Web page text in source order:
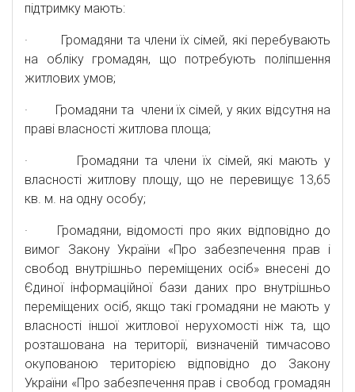
підтримку мають:
· Громадяни та члени їх сімей, які перебувають
на обліку громадян, що потребують поліпшення
житлових умов;
· Громадяни та члени їх сімей, у яких відсутня на
праві власності житлова площа;
· Громадяни та члени їх сімей, які мають у
власності житлову площу, що не перевищує 13,65
кв. м. на одну особу;
· Громадяни, відомості про яких відповідно до
вимог Закону України «Про забезпечення прав і
свобод внутрішньо переміщених осіб» внесені до
Єдиної інформаційної бази даних про внутрішньо
переміщених осіб, якщо такі громадяни не мають у
власності іншої житлової нерухомості ніж та, що
розташована на території, визначеній тимчасово
окупованою територією відповідно до Закону
України «Про забезпечення прав і свобод громадян